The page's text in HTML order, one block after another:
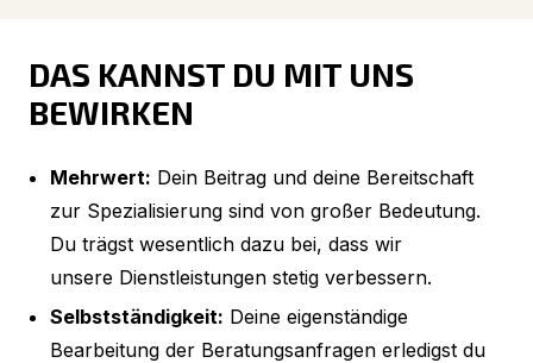
DAS KANNST DU MIT UNS
BEWIRKEN
Mehrwert: Dein Beitrag und deine Bereitschaft
zur Spezialisierung sind von großer Bedeutung.
Du trägst wesentlich dazu bei, dass wir
unsere Dienstleistungen stetig verbessern.
Selbstständigkeit: Deine eigenständige
Bearbeitung der Beratungsanfragen erledigst du